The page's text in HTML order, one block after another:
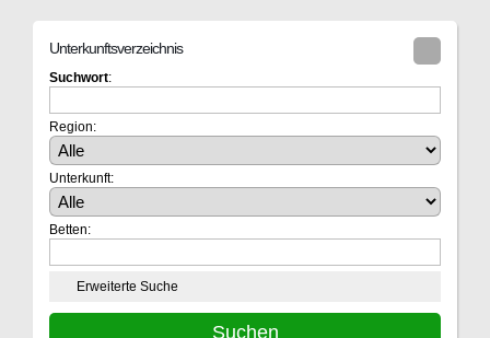
Unterkunftsverzeichnis
Suchwort:
Region:
Unterkunft:
Betten:
Erweiterte Suche